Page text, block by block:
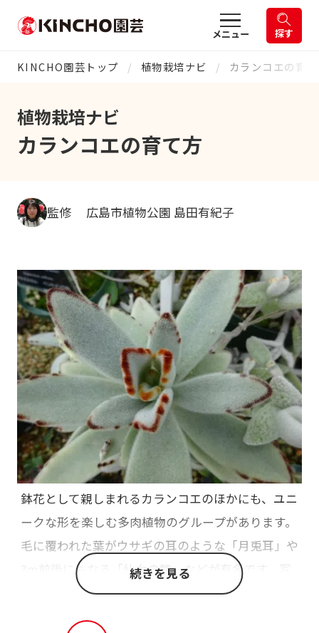
メニュー 探す
KINCHO園芸トップ 植物栽培ナビ カランコエの育
植物栽培ナビ
カランコエの育て方
監修 広島市植物公園 島田有紀子
鉢花として親しまれるカランコエのほかにも、ユニ
ークな形を楽しむ多肉植物のグループがあります。
毛に覆われた葉がウサギの耳のような「月兎耳」や
3m前後にもなる「仙女の舞」などが有名です。写
真の品種は「月兎耳」。
続きを見る